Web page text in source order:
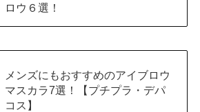
ロウ６選！
メンズにもおすすめのアイブロウ
マスカラ7選！【プチプラ・デパ
コス】